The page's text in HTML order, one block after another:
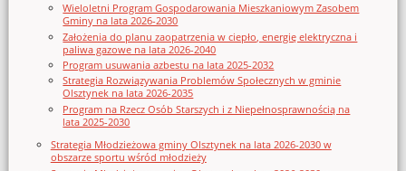
Wieloletni Program Gospodarowania Mieszkaniowym Zasobem
Gminy na lata 2026-2030
Założenia do planu zaopatrzenia w ciepło, energię elektryczna i
paliwa gazowe na lata 2026-2040
Program usuwania azbestu na lata 2025-2032
Strategia Rozwiązywania Problemów Społecznych w gminie
Olsztynek na lata 2026-2035
Program na Rzecz Osób Starszych i z Niepełnosprawnością na
lata 2025-2030
Strategia Młodzieżowa gminy Olsztynek na lata 2026-2030 w
obszarze sportu wśród młodzieży